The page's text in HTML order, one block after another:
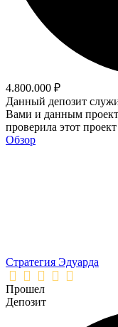
4.800.000 ₽
Данный депозит
Вами и данным
проверила этот
Обзор
Стратегия Эдуарда
Прошел
Депозит